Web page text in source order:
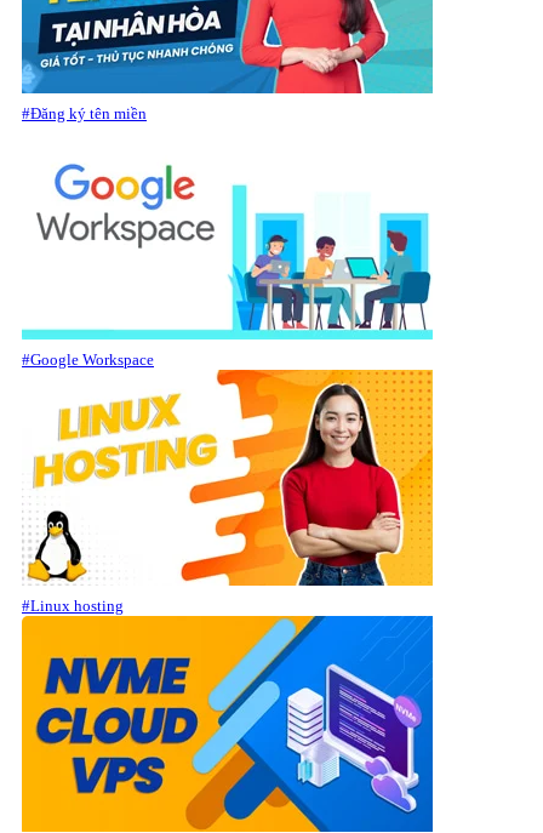
#Đăng ký tên miền
#Google Workspace
#Linux hosting